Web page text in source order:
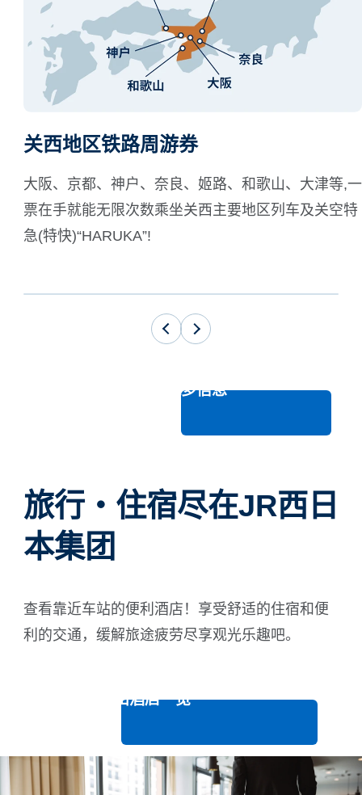
关西地区铁路周游券
大阪、京都、神户、奈良、姬路、和歌山、大津等,一
票在手就能无限次数乘坐关西主要地区列车及关空特
急(特快)“HARUKA”!
查看更多信息
旅行・住宿尽在JR西日
本集团
查看靠近车站的便利酒店！享受舒适的住宿和便
利的交通，缓解旅途疲劳尽享观光乐趣吧。
查看和歌山酒店一览